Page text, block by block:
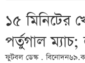
১৫ মিনিটের
পর্তুগাল
ফুটবল ডেস্ক .